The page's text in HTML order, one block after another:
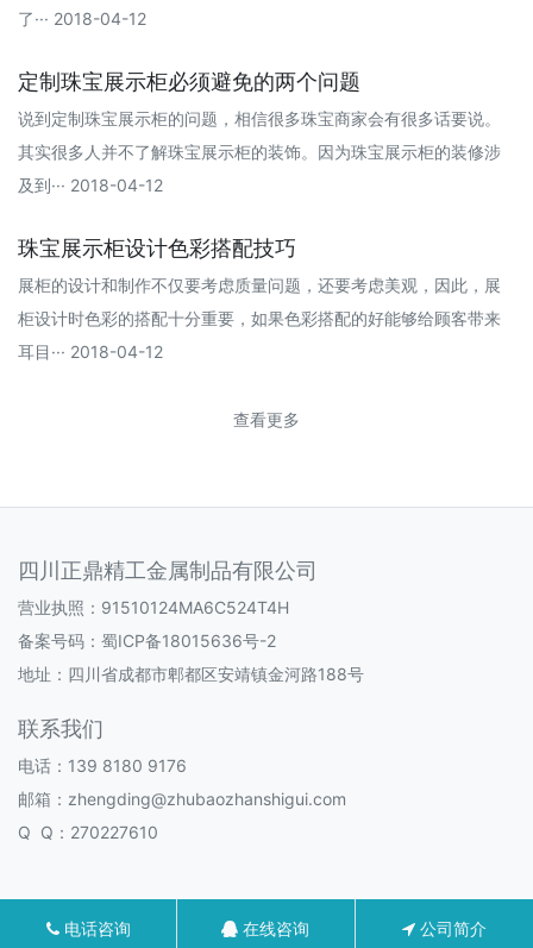
了··· 2018-04-12
定制珠宝展示柜必须避免的两个问题
说到定制珠宝展示柜的问题，相信很多珠宝商家会有很多话要说。
其实很多人并不了解珠宝展示柜的装饰。因为珠宝展示柜的装修涉
及到··· 2018-04-12
珠宝展示柜设计色彩搭配技巧
展柜的设计和制作不仅要考虑质量问题，还要考虑美观，因此，展
柜设计时色彩的搭配十分重要，如果色彩搭配的好能够给顾客带来
耳目··· 2018-04-12
查看更多
四川正鼎精工金属制品有限公司
营业执照：91510124MA6C524T4H
备案号码： 蜀ICP备18015636号-2
地址：四川省成都市郫都区安靖镇金河路188号
联系我们
电话：139 8180 9176
邮箱：zhengding@zhubaozhanshigui.com
Q Q：270227610
电话咨询 在线咨询 公司简介